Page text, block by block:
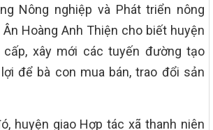
Nông nghiệp và Phát triển nông
Hoàng Anh Thiện cho biết huyện
xây mới các tuyến đường tạo
để bà con mua bán, trao đổi sản
huyện giao Hợp tác xã thanh niên